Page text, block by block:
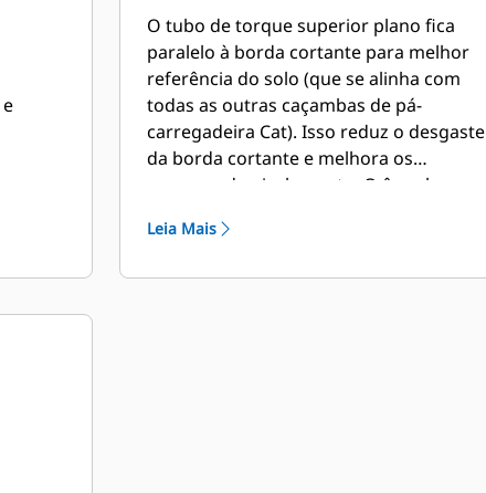
O tubo de torque superior plano fica
paralelo à borda cortante para melhor
referência do solo (que se alinha com
todas as outras caçambas de pá-
carregadeira Cat). Isso reduz o desgaste
da borda cortante e melhora os
recursos de nivelamento. O ângulo e o
mais fáceis de medir de dentro da
Leia Mais